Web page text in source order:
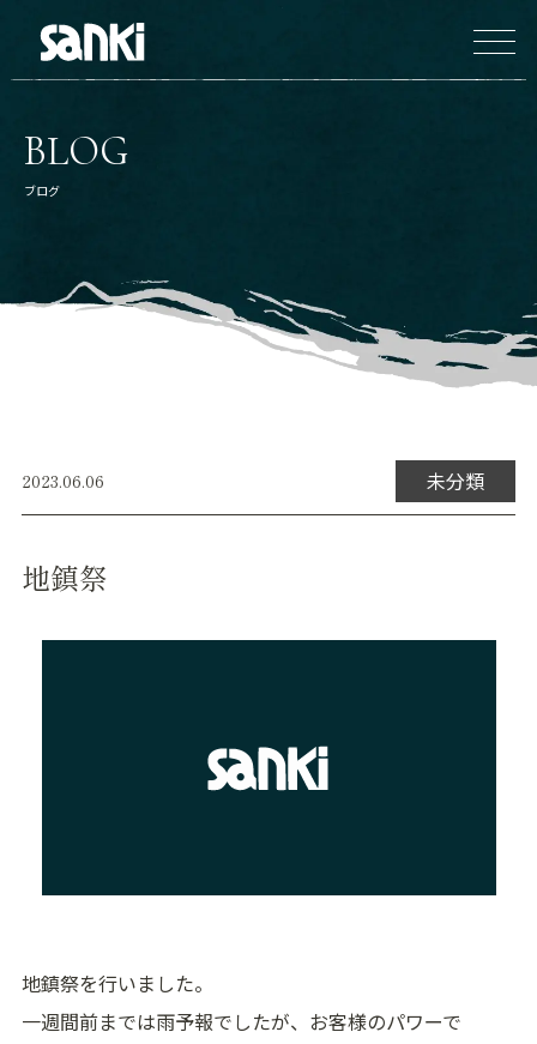
BLOG
ブログ
2023.06.06 未分類
地鎮祭
地鎮祭を行いました。
一週間前までは雨予報でしたが、お客様のパワーで